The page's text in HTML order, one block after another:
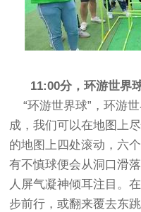
11:00分，环游世界
“环游世界球”，环游
成，我们可以在地图上
的地图上四处滚动，六
有不慎球便会从洞口滑
人屏气凝神倾耳注目。
步前行，或翻来覆去东